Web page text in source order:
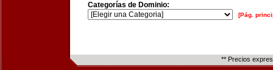
Categorías de Dominio:
[Pág.
** Precios